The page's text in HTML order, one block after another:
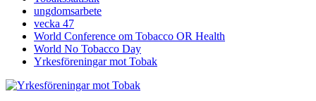
ungdomsarbete
vecka 47
World Conference om Tobacco OR Health
World No Tobacco Day
Yrkesföreningar mot Tobak